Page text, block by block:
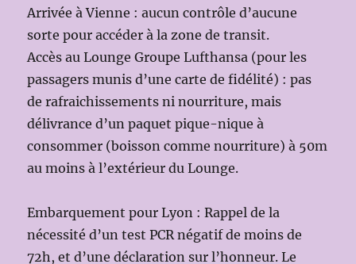
Arrivée à Vienne : aucun contrôle d’aucune
sorte pour accéder à la zone de transit.
Accès au Lounge Groupe Lufthansa (pour les
passagers munis d’une carte de fidélité) : pas
de rafraichissements ni nourriture, mais
délivrance d’un paquet pique-nique à
consommer (boisson comme nourriture) à 50m
au moins à l’extérieur du Lounge.
Embarquement pour Lyon : Rappel de la
nécessité d’un test PCR négatif de moins de
72h, et d’une déclaration sur l’honneur. Le